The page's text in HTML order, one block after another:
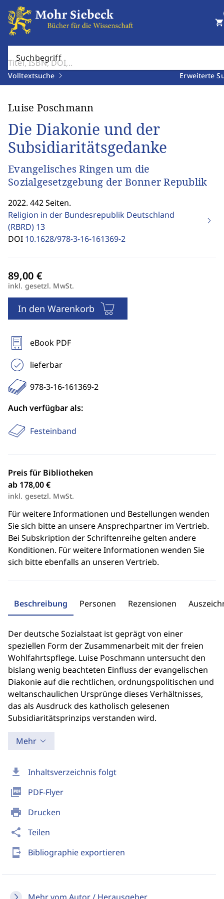
Suchbegriff
Volltextsuche Erweiterte
shopping_cart
download Inhaltsverzeichnis folgt
picture_as_pdf PDF-Flyer
print Drucken
share Teilen
send_to_mobile Bibliographie exportieren
Luise Poschmann
Die Diakonie und der
Subsidiaritätsgedanke
Evangelisches Ringen um die
Sozialgesetzgebung der Bonner Republik
2022. 442 Seiten.
Religion in der Bundesrepublik Deutschland
(RBRD) 13
DOI 10.1628/978-3-16-161369-2
inkl. gesetzl. MwSt.
In den Warenkorb
eBook PDF
lieferbar
978-3-16-161369-2
Auch verfügbar als:
Festeinband
Preis für Bibliotheken
ab 178,00 €
inkl. gesetzl. MwSt.
Für weitere Informationen und Bestellungen wenden
Sie sich bitte an unsere Ansprechpartner im Vertrieb.
Bei Subskription der Schriftenreihe gelten andere
Konditionen. Für weitere Informationen wenden Sie
sich bitte ebenfalls an unseren Vertrieb.
Beschreibung Personen Rezensionen
Der deutsche Sozialstaat ist geprägt von einer
speziellen Form der Zusammenarbeit mit der freien
Wohlfahrtspflege. Luise Poschmann untersucht den
bislang wenig beachteten Einfluss der evangelischen
Diakonie auf die rechtlichen, ordnungspolitischen und
weltanschaulichen Ursprünge dieses Verhältnisses,
das als Ausdruck des katholisch gelesenen
Subsidiaritätsprinzips verstanden wird.
Mehr